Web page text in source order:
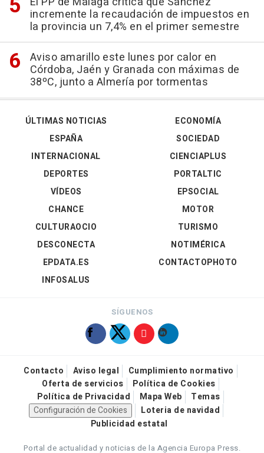
incremente la recaudación de impuestos en
la provincia un 7,4% en el primer semestre
Aviso amarillo este lunes por calor en
Córdoba, Jaén y Granada con máximas de
38ºC, junto a Almería por tormentas
ÚLTIMAS NOTICIAS
ESPAÑA
INTERNACIONAL
DEPORTES
VÍDEOS
ECONOMÍA
SOCIEDAD
CIENCIAPLUS
PORTALTIC
EPSOCIAL
CHANCE
CULTURAOCIO
DESCONECTA
EPDATA.ES
INFOSALUS
MOTOR
TURISMO
NOTIMÉRICA
CONTACTOPHOTO
SÍGUENOS
Contacto Aviso legal
Cumplimiento normativo
Oferta de servicios
Política de Cookies
Política de Privacidad
Mapa Web
Temas
Configuración de Cookies
Loteria de navidad
Publicidad estatal
Portal de actualidad y noticias de la Agencia Europa Press.